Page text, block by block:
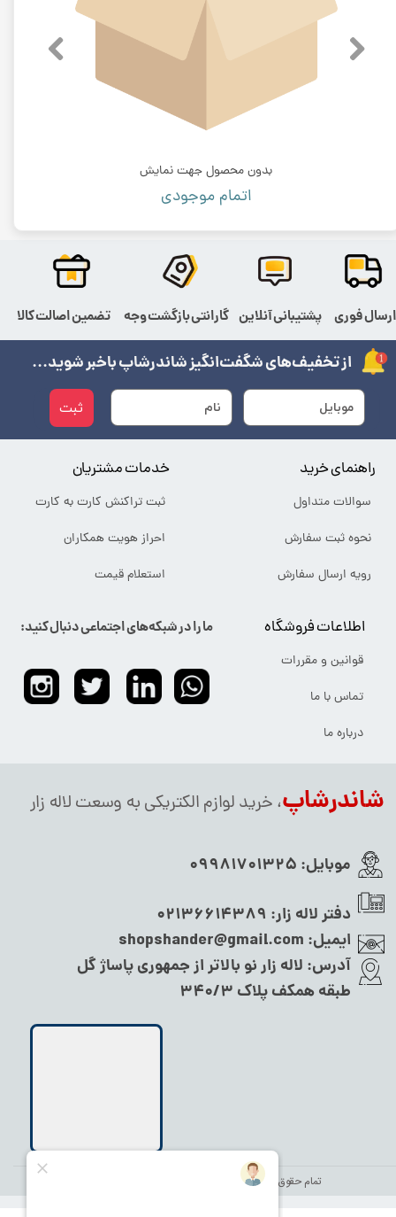
بدون محصول جهت نمایش
اتمام موجودی
شاندرشاپ، خرید لوازم الکتریکی به وسعت لاله زار
تمام حقوق این سایت متعلق به
موبایل: 09981701325
دفتر لاله زار: 02136614389
ایمیل: shopshander@gmail.com
آدرس: لاله زار نو بالاتر از جمهوری پاساژ گل
طبقه همکف پلاک ۳۴۰/۳
ما را در شبکه‌های اجتماعی دنبال کنید:
ثبت
از تخفیف‌های شگفت‌انگیز شاندرشاپ باخبر شوید...
اطلاعات فروشگاه
قوانین و مقررات
تماس با ما
درباره ما
خدمات مشتریان
ثبت تراکنش کارت به کارت
احراز هویت همکاران
استعلام قیمت
راهنمای خرید
سوالات متداول
نحوه ثبت سفارش
رویه ارسال سفارش
ارسال فوری پشتیبانی آنلاین گارانتی بازگشت وجه تضمین اصالت کالا